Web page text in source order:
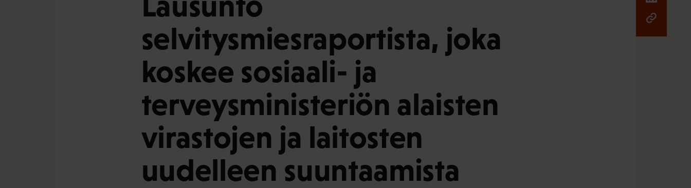
selvitysmiesraportista, joka
koskee sosiaali- ja
terveysministeriön alaisten
virastojen ja laitosten
uudelleen suuntaamista